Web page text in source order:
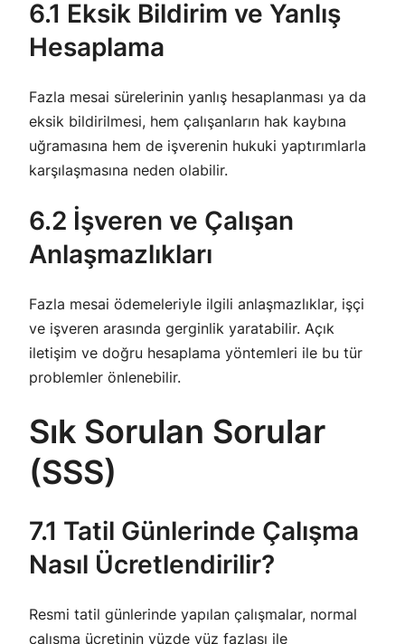
6.1 Eksik Bildirim ve Yanlış
Hesaplama
Fazla mesai sürelerinin yanlış hesaplanması ya da
eksik bildirilmesi, hem çalışanların hak kaybına
uğramasına hem de işverenin hukuki yaptırımlarla
karşılaşmasına neden olabilir.
6.2 İşveren ve Çalışan
Anlaşmazlıkları
Fazla mesai ödemeleriyle ilgili anlaşmazlıklar, işçi
ve işveren arasında gerginlik yaratabilir. Açık
iletişim ve doğru hesaplama yöntemleri ile bu tür
problemler önlenebilir.
Sık Sorulan Sorular
(SSS)
7.1 Tatil Günlerinde Çalışma
Nasıl Ücretlendirilir?
Resmi tatil günlerinde yapılan çalışmalar, normal
çalışma ücretinin yüzde yüz fazlası ile